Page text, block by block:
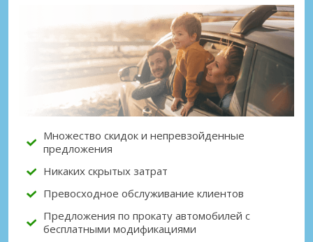
Войти с помощью eLink
Множество скидок и непревзойденные
предложения
Никаких скрытых затрат
Превосходное обслуживание клиентов
Предложения по прокату автомобилей с
бесплатными модификациями